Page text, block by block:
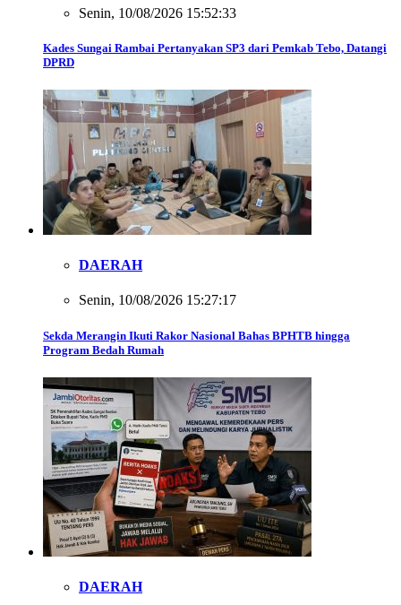
Senin, 10/08/2026 15:52:33
Kades Sungai Rambai Pertanyakan SP3 dari Pemkab Tebo, Datangi
DPRD
DAERAH
Senin, 10/08/2026 15:27:17
Sekda Merangin Ikuti Rakor Nasional Bahas BPHTB hingga
Program Bedah Rumah
DAERAH